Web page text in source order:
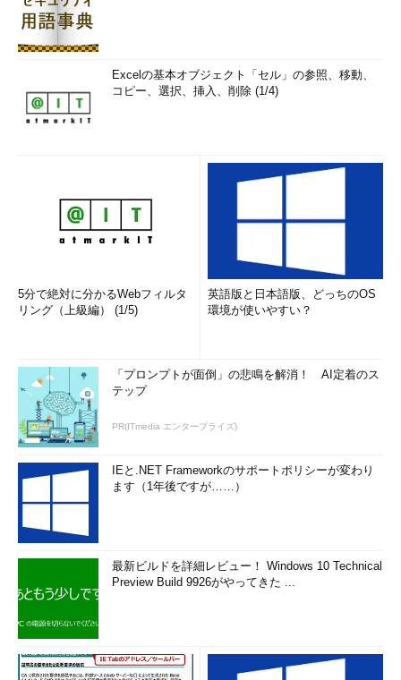
Excelの基本オブジェクト「セル」の参照、移動、
コピー、選択、挿入、削除 (1/4)
5分で絶対に分かるWebフィルタ
リング（上級編） (1/5)
英語版と日本語版、どっちのOS
環境が使いやすい？
「プロンプトが面倒」の悲鳴を解消！ AI定着のス
テップ
PR(ITmedia エンタープライズ)
IEと.NET Frameworkのサポートポリシーが変わり
ます（1年後ですが……）
最新ビルドを詳細レビュー！ Windows 10 Technical
Preview Build 9926がやってきた ...